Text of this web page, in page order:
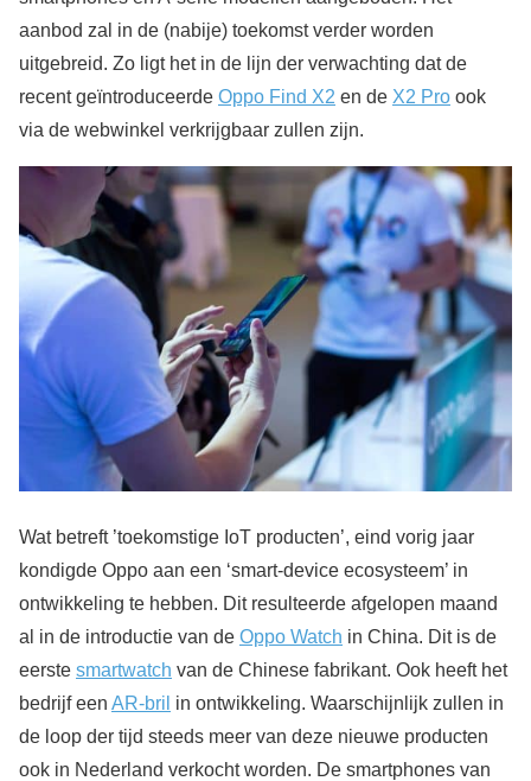
aanbod zal in de (nabije) toekomst verder worden
uitgebreid. Zo ligt het in de lijn der verwachting dat de
recent geïntroduceerde Oppo Find X2 en de X2 Pro ook
via de webwinkel verkrijgbaar zullen zijn.
Wat betreft ’toekomstige IoT producten’, eind vorig jaar
kondigde Oppo aan een ‘smart-device ecosysteem’ in
ontwikkeling te hebben. Dit resulteerde afgelopen maand
al in de introductie van de Oppo Watch in China. Dit is de
eerste smartwatch van de Chinese fabrikant. Ook heeft het
bedrijf een AR-bril in ontwikkeling. Waarschijnlijk zullen in
de loop der tijd steeds meer van deze nieuwe producten
ook in Nederland verkocht worden. De smartphones van